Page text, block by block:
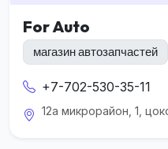
For Auto
магазин автозапчастей
+7-702-530-35-11
12а микрорайон, 1,